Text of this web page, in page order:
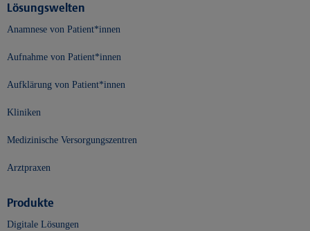
Lösungswelten
Anamnese von Patient*innen
Aufnahme von Patient*innen
Aufklärung von Patient*innen
Kliniken
Medizinische Versorgungszentren
Arztpraxen
Produkte
Digitale Lösungen